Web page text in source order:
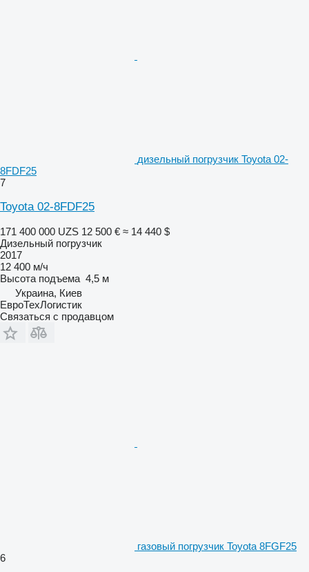
дизельный погрузчик Toyota 02-
8FDF25
7
Toyota 02-8FDF25
171 400 000 UZS 12 500 € ≈ 14 440 $
Дизельный погрузчик
2017
12 400 м/ч
Высота подъема 4,5 м
Украина, Киев
ЕвроТехЛогистик
Связаться с продавцом
газовый погрузчик Toyota 8FGF25
6